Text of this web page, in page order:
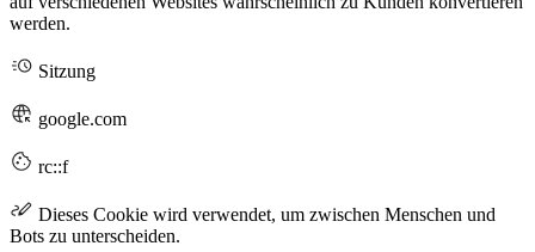
werden.
Sitzung
google.com
rc::f
Dieses Cookie wird verwendet, um zwischen Menschen und
Bots zu unterscheiden.